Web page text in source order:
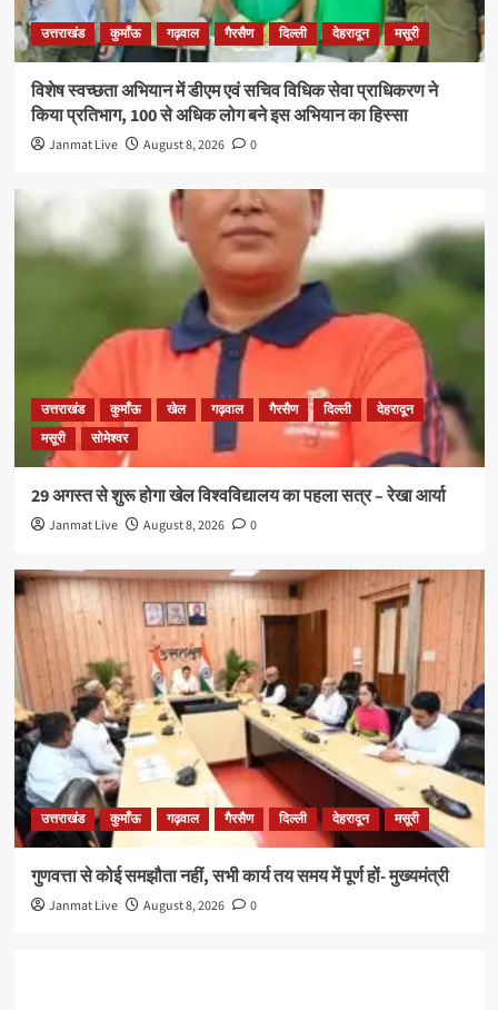
उत्तराखंड कुमाँऊ गढ़वाल गैरसैण दिल्ली देहरादून मसूरी
विशेष स्वच्छता अभियान में डीएम एवं सचिव विधिक सेवा प्राधिकरण ने
किया प्रतिभाग, 100 से अधिक लोग बने इस अभियान का हिस्सा
Janmat Live August 8, 2026 0
उत्तराखंड कुमाँऊ खेल गढ़वाल गैरसैण दिल्ली
देहरादून
मसूरी
सोमेश्वर
29 अगस्त से शुरू होगा खेल विश्वविद्यालय का पहला सत्र – रेखा आर्या
Janmat Live August 8, 2026 0
उत्तराखंड कुमाँऊ गढ़वाल गैरसैण दिल्ली देहरादून मसूरी
गुणवत्ता से कोई समझौता नहीं, सभी कार्य तय समय में पूर्ण हों- मुख्यमंत्री
Janmat Live August 8, 2026 0